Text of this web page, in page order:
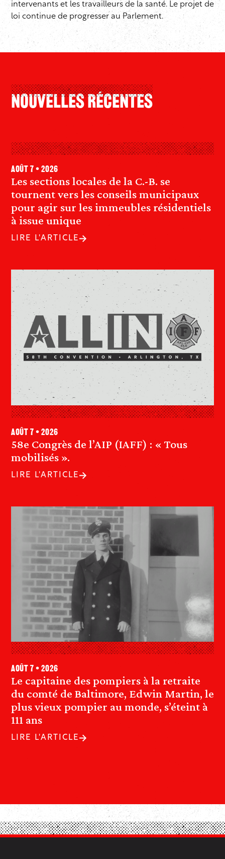
intervenants et les travailleurs de la santé. Le projet de
loi continue de progresser au Parlement.
Nouvelles Récentes
Les sections locales de la C.-B. se
tournent vers les conseils municipaux
pour agir sur les immeubles résidentiels
à issue unique
août 7 • 2026
LIRE L'ARTICLE
58e Congrès de l’AIP (IAFF) : « Tous
mobilisés ».
août 7 • 2026
LIRE L'ARTICLE
Le capitaine des pompiers à la retraite
du comté de Baltimore, Edwin Martin, le
plus vieux pompier au monde, s’éteint à
111 ans
août 7 • 2026
LIRE L'ARTICLE